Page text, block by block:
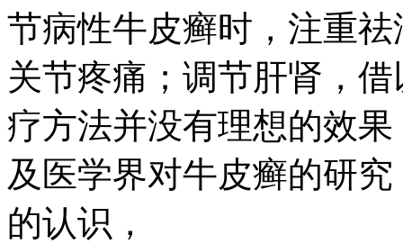
节病性牛皮癣时，注重
关节疼痛；调节肝肾，
疗方法并没有理想的效
及医学界对牛皮癣的研
的认识，